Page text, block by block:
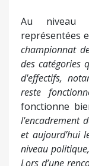
Au niveau
représentées
championnat
des catégories
d'effectifs,
reste
fonctionne
l'encadrement
et aujourd’hui
niveau
Lors d’une